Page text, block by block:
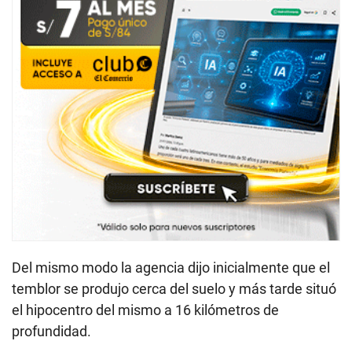
Del mismo modo la agencia dijo inicialmente que el
temblor se produjo cerca del suelo y más tarde situó
el hipocentro del mismo a 16 kilómetros de
profundidad.